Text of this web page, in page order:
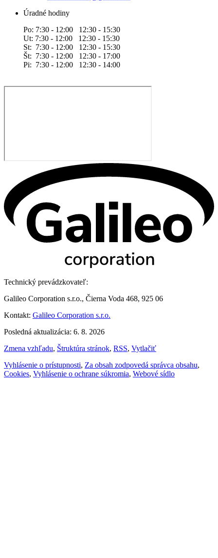
Úradné hodiny
Po: 7:30 - 12:00 12:30 - 15:30
Ut: 7:30 - 12:00 12:30 - 15:30
St: 7:30 - 12:00 12:30 - 15:30
Št: 7:30 - 12:00 12:30 - 17:00
Pi: 7:30 - 12:00 12:30 - 14:00
Technický prevádzkovateľ:
Galileo Corporation s.r.o., Čierna Voda 468, 925 06
Kontakt: Galileo Corporation s.r.o.
Posledná aktualizácia: 6. 8. 2026
Zmena vzhľadu, Štruktúra stránok, RSS, Vytlačiť
Vyhlásenie o prístupnosti, Za obsah zodpovedá správca obsahu,
Cookies, Vyhlásenie o ochrane súkromia, Webové sídlo